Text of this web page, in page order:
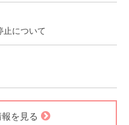
止について
を見る